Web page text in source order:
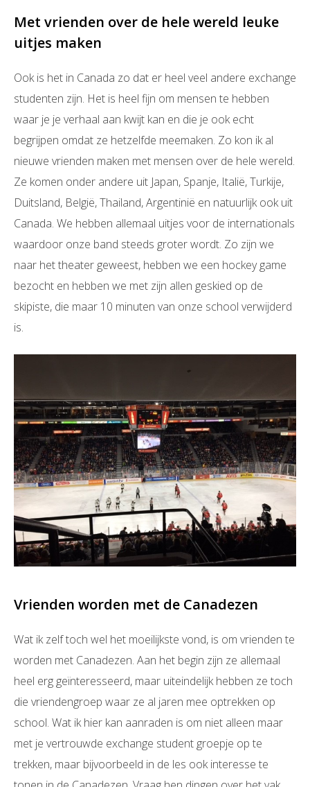
Met vrienden over de hele wereld leuke
uitjes maken
Ook is het in Canada zo dat er heel veel andere exchange
studenten zijn. Het is heel fijn om mensen te hebben
waar je je verhaal aan kwijt kan en die je ook echt
begrijpen omdat ze hetzelfde meemaken. Zo kon ik al
nieuwe vrienden maken met mensen over de hele wereld.
Ze komen onder andere uit Japan, Spanje, Italië, Turkije,
Duitsland, België, Thailand, Argentinië en natuurlijk ook uit
Canada. We hebben allemaal uitjes voor de internationals
waardoor onze band steeds groter wordt. Zo zijn we
naar het theater geweest, hebben we een hockey game
bezocht en hebben we met zijn allen geskied op de
skipiste, die maar 10 minuten van onze school verwijderd
is.
Vrienden worden met de Canadezen
Wat ik zelf toch wel het moeilijkste vond, is om vrienden te
worden met Canadezen. Aan het begin zijn ze allemaal
heel erg geïnteresseerd, maar uiteindelijk hebben ze toch
die vriendengroep waar ze al jaren mee optrekken op
school. Wat ik hier kan aanraden is om niet alleen maar
met je vertrouwde exchange student groepje op te
trekken, maar bijvoorbeeld in de les ook interesse te